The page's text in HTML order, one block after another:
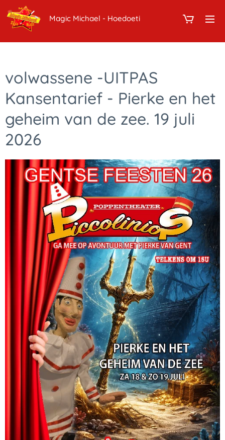
Magic Michael - Hoedoeti
volwassene -UITPAS
Kansentarief - Pierke en het
geheim van de zee. 19 juli
2026